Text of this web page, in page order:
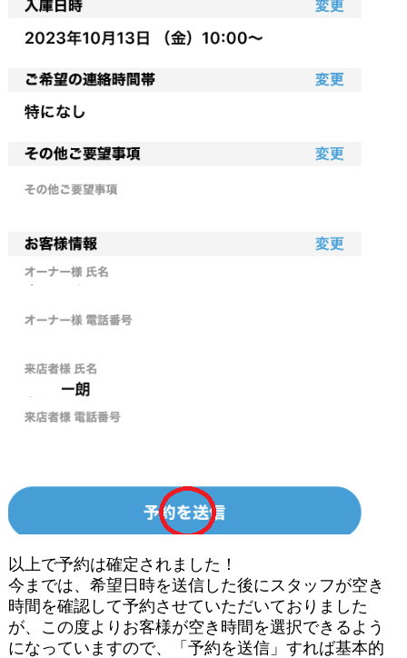
以上で予約は確定されました！
今までは、希望日時を送信した後にスタッフが空き
時間を確認して予約させていただいておりました
が、この度よりお客様が空き時間を選択できるよう
になっていますので、「予約を送信」すれば基本的